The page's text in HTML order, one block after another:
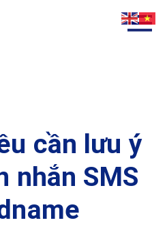
cần lưu ý
nhắn SMS